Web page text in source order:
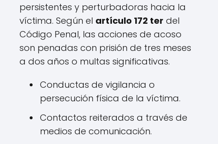
persistentes y perturbadoras hacia la
víctima. Según el artículo 172 ter del
Código Penal, las acciones de acoso
son penadas con prisión de tres meses
a dos años o multas significativas.
Conductas de vigilancia o
persecución física de la víctima.
Contactos reiterados a través de
medios de comunicación.